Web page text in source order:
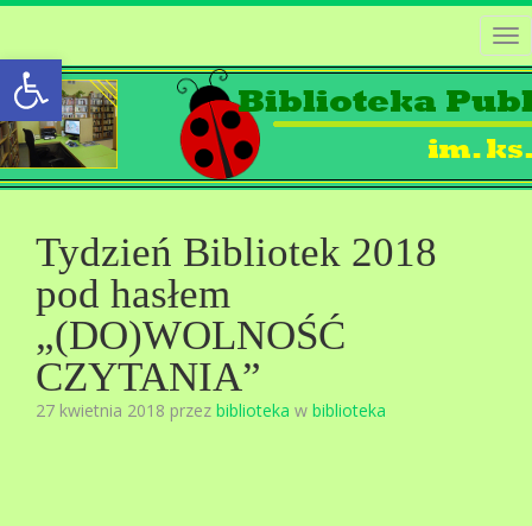
Open toolbar
Tydzień Bibliotek 2018
pod hasłem
„(DO)WOLNOŚĆ
CZYTANIA”
27 kwietnia 2018 przez biblioteka w biblioteka